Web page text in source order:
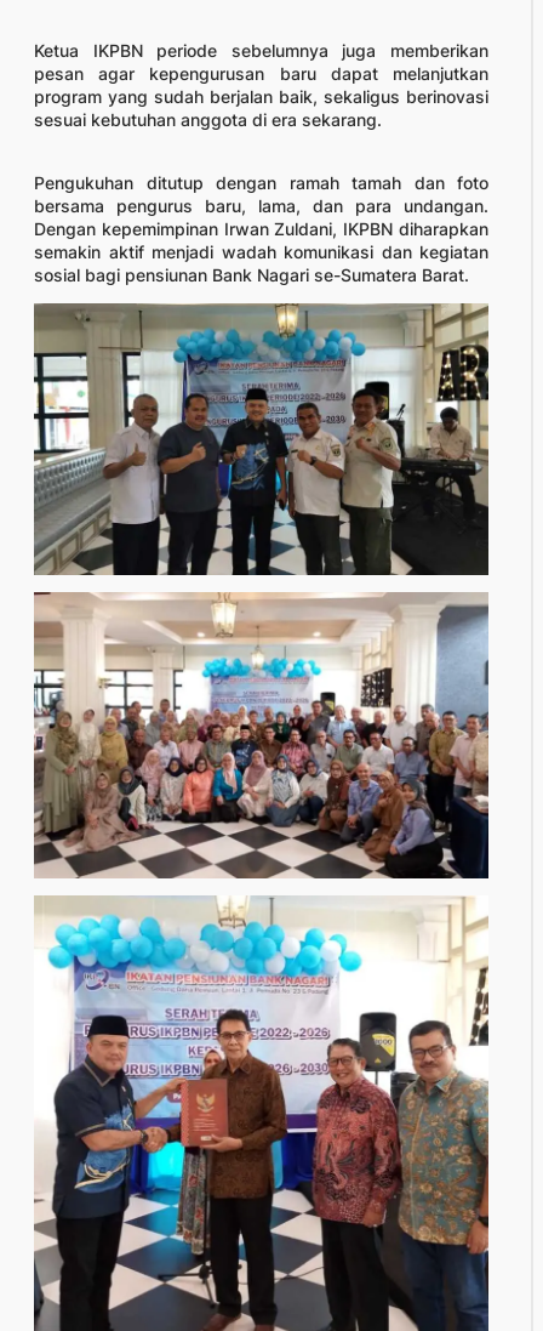
Ketua IKPBN periode sebelumnya juga memberikan
pesan agar kepengurusan baru dapat melanjutkan
program yang sudah berjalan baik, sekaligus berinovasi
sesuai kebutuhan anggota di era sekarang.
Pengukuhan ditutup dengan ramah tamah dan foto
bersama pengurus baru, lama, dan para undangan.
Dengan kepemimpinan Irwan Zuldani, IKPBN diharapkan
semakin aktif menjadi wadah komunikasi dan kegiatan
sosial bagi pensiunan Bank Nagari se-Sumatera Barat.